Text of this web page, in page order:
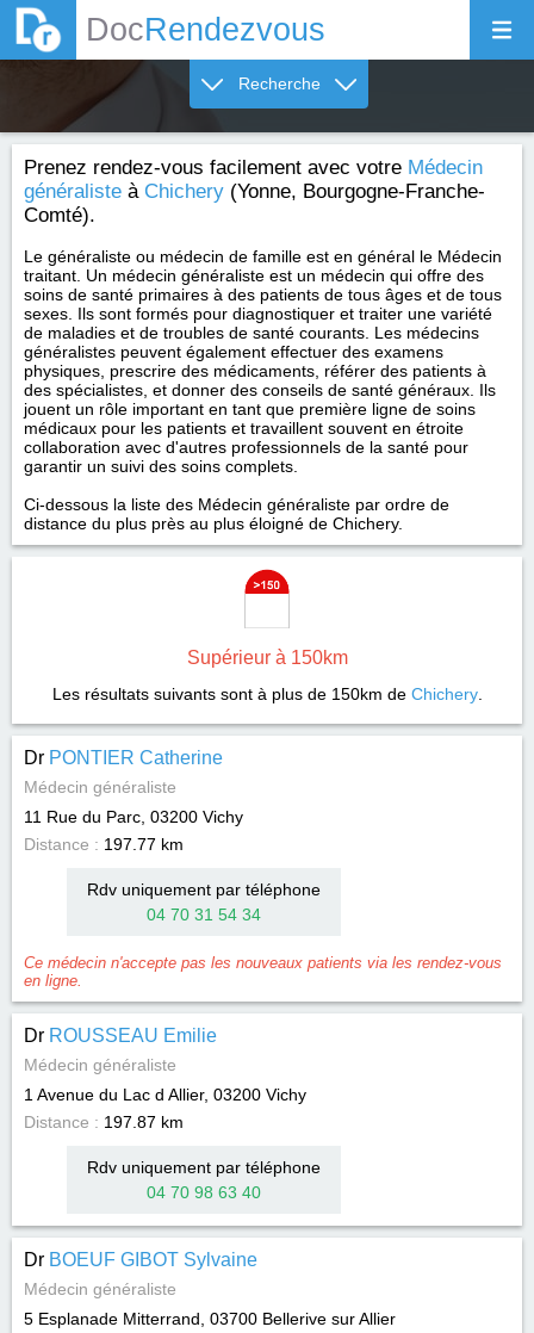
DocRendezvous
Recherche
Prenez rendez-vous facilement avec votre Médecin
généraliste à Chichery (Yonne, Bourgogne-Franche-
Comté).
Le généraliste ou médecin de famille est en général le Médecin
traitant. Un médecin généraliste est un médecin qui offre des
soins de santé primaires à des patients de tous âges et de tous
sexes. Ils sont formés pour diagnostiquer et traiter une variété
de maladies et de troubles de santé courants. Les médecins
généralistes peuvent également effectuer des examens
physiques, prescrire des médicaments, référer des patients à
des spécialistes, et donner des conseils de santé généraux. Ils
jouent un rôle important en tant que première ligne de soins
médicaux pour les patients et travaillent souvent en étroite
collaboration avec d'autres professionnels de la santé pour
garantir un suivi des soins complets.
Ci-dessous la liste des Médecin généraliste par ordre de
distance du plus près au plus éloigné de Chichery.
Supérieur à 150km
Les résultats suivants sont à plus de 150km de Chichery.
Dr PONTIER Catherine
Médecin généraliste
11 Rue du Parc, 03200 Vichy
Distance : 197.77 km
Rdv uniquement par téléphone
04 70 31 54 34
Ce médecin n'accepte pas les nouveaux patients via les rendez-vous
en ligne.
Dr ROUSSEAU Emilie
Médecin généraliste
1 Avenue du Lac d Allier, 03200 Vichy
Distance : 197.87 km
Rdv uniquement par téléphone
04 70 98 63 40
Dr BOEUF GIBOT Sylvaine
Médecin généraliste
5 Esplanade Mitterrand, 03700 Bellerive sur Allier